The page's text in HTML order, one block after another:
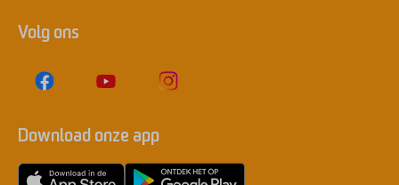
Volg ons
Download onze app